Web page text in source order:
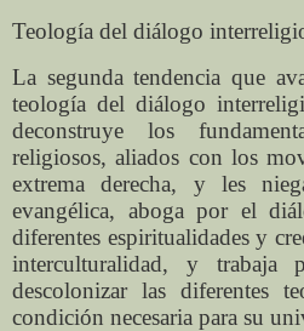
Teología del diálogo
La segunda tendencia que
teología del diálogo
deconstruye los
religiosos, aliados con los
extrema derecha, y les
evangélica, aboga por el
diferentes espiritualidades y
interculturalidad, y trabaja
descolonizar las diferentes
condición necesaria para su